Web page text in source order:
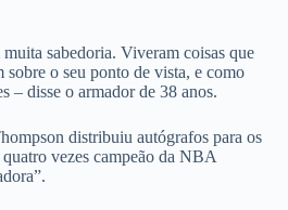
sabedoria. Viveram coisas que
o seu ponto de vista, e como
– disse o armador de 38 anos.
distribuiu autógrafos para os
vezes campeão da NBA